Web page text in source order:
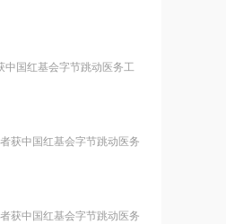
中国红基会字节跳动医务工
获中国红基会字节跳动医务
获中国红基会字节跳动医务